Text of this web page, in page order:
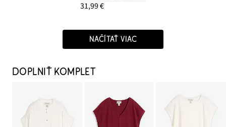
31,99 €
NAČÍTAŤ VIAC
DOPLNIŤ KOMPLET